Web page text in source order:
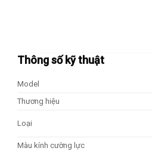
Thông số kỹ thuật
Model
Thương hiệu
Loại
Màu kính cường lực